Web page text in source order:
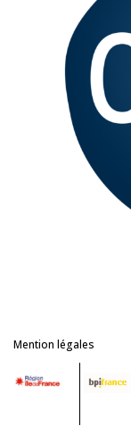
Mention légales